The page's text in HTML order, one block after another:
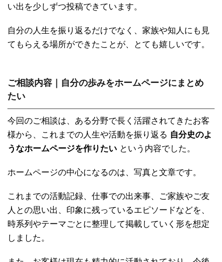
い出を少しずつ投稿できています。
自分の人生を振り返るだけでなく、家族や知人にも見
てもらえる場所ができたことが、とても嬉しいです。
ご相談内容｜自分の歩みをホームページにまとめ
たい
今回のご相談は、ある分野で長く活躍されてきたお客
様から、これまでの人生や活動を振り返る 自分史のよ
うなホームページを作りたい という内容でした。
ホームページの中心になるのは、写真と文章です。
これまでの活動記録、仕事での出来事、ご家族やご友
人との思い出、印象に残っているエピソードなどを、
時系列やテーマごとに整理して掲載していく形を想定
しました。